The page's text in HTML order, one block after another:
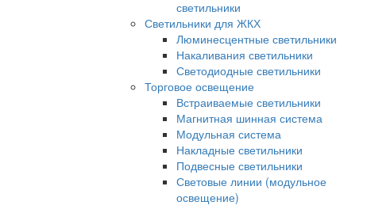
светильники
Светильники для ЖКХ
Люминесцентные светильники
Накаливания светильники
Светодиодные светильники
Торговое освещение
Встраиваемые светильники
Магнитная шинная система
Модульная система
Накладные светильники
Подвесные светильники
Световые линии (модульное
освещение)